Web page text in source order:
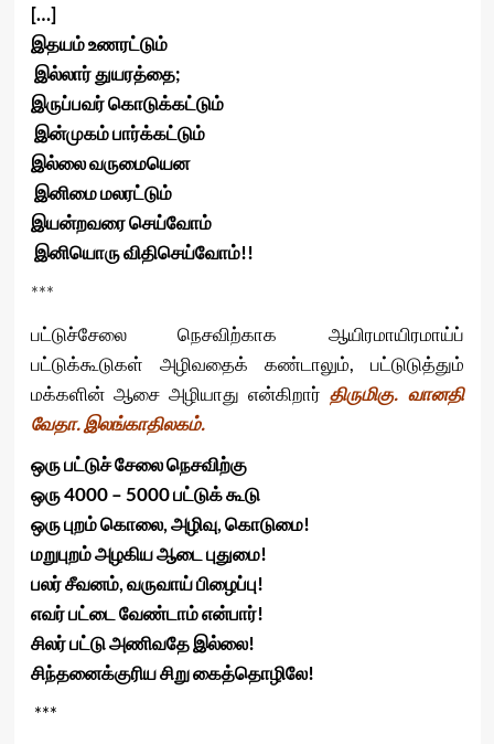
[…]
இதயம் உணரட்டும்
இல்லார் துயரத்தை;
இருப்பவர் கொடுக்கட்டும்
இன்முகம் பார்க்கட்டும்
இல்லை வருமையென
இனிமை மலரட்டும்
இயன்றவரை செய்வோம்
இனியொரு விதிசெய்வோம்!!
***
பட்டுச்சேலை நெசவிற்காக ஆயிரமாயிரமாய்ப்
பட்டுக்கூடுகள் அழிவதைக் கண்டாலும், பட்டுடுத்தும்
மக்களின் ஆசை அழியாது என்கிறார்திருமிகு. வானதி
வேதா. இலங்காதிலகம்.
ஒரு பட்டுச் சேலை நெசவிற்கு
ஒரு 4000 – 5000 பட்டுக் கூடு
ஒரு புறம் கொலை, அழிவு, கொடுமை!
மறுபுறம் அழகிய ஆடை புதுமை!
பலர் சீவனம், வருவாய் பிழைப்பு!
எவர் பட்டை வேண்டாம் என்பார்!
சிலர் பட்டு அணிவதே இல்லை!
சிந்தனைக்குரிய சிறு கைத்தொழிலே!
***